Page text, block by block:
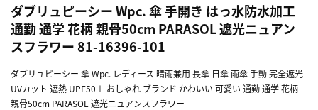
ダブリュピーシー Wpc. 傘 手開き はっ水防水加工
通勤 通学 花柄 親骨50cm PARASOL 遮光ニュアン
スフラワー 81-16396-101
ダブリュピーシー 傘 Wpc. レディース 晴雨兼用 長傘 日傘 雨傘 手動 完全遮光
UVカット 遮熱 UPF50＋ おしゃれ ブランド かわいい 可愛い 通勤 通学 花柄
親骨50cm PARASOL 遮光ニュアンスフラワー